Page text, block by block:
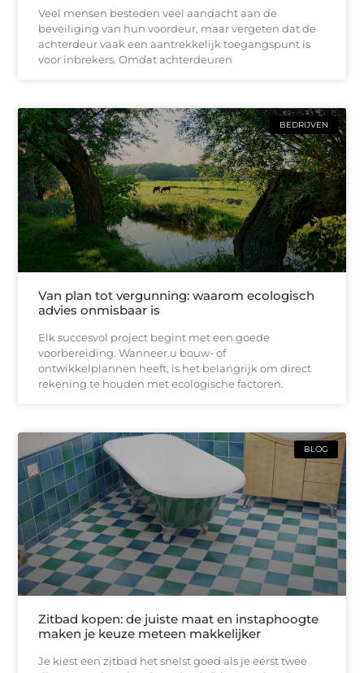
Veel mensen besteden veel aandacht aan de
beveiliging van hun voordeur, maar vergeten dat de
achterdeur vaak een aantrekkelijk toegangspunt is
voor inbrekers. Omdat achterdeuren
BEDRIJVEN
Van plan tot vergunning: waarom ecologisch
advies onmisbaar is
Elk succesvol project begint met een goede
voorbereiding. Wanneer u bouw- of
ontwikkelplannen heeft, is het belangrijk om direct
rekening te houden met ecologische factoren.
BLOG
Zitbad kopen: de juiste maat en instaphoogte
maken je keuze meteen makkelijker
Je kiest een zitbad het snelst goed als je eerst twee